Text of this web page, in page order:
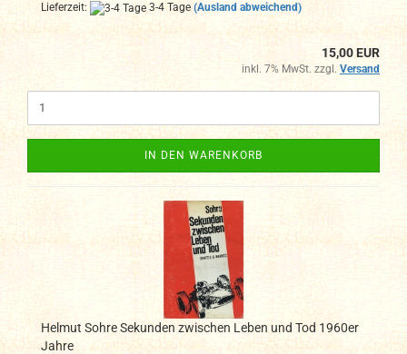
Lieferzeit:
3-4 Tage (Ausland abweichend)
15,00 EUR
inkl. 7% MwSt. zzgl. Versand
IN DEN WARENKORB
Helmut Sohre Sekunden zwischen Leben und Tod 1960er
Jahre